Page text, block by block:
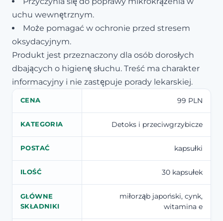
uchu wewnętrznym.
Może pomagać w ochronie przed stresem
oksydacyjnym.
Produkt jest przeznaczony dla osób dorosłych
dbających o higienę słuchu. Treść ma charakter
informacyjny i nie zastępuje porady lekarskiej.
CENA 99 PLN
KATEGORIA Detoks i przeciwgrzybicze
POSTAĆ kapsułki
ILOŚĆ 30 kapsułek
GŁÓWNE
SKŁADNIKI
miłorząb japoński, cynk,
witamina e